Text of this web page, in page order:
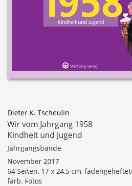
Dieter K. Tscheulin
Wir vom Jahrgang 1958
Kindheit und Jugend
Jahrgangsbände
November 2017
64 Seiten, 17 x 24,5 cm,
farb. Fotos